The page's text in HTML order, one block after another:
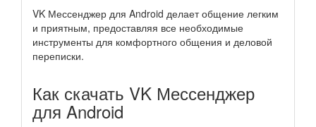
VK Мессенджер для Android делает общение легким
и приятным, предоставляя все необходимые
инструменты для комфортного общения и деловой
переписки.
Как скачать VK Мессенджер
для Android